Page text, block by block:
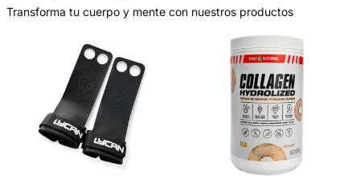
Transforma tu cuerpo y mente con nuestros productos